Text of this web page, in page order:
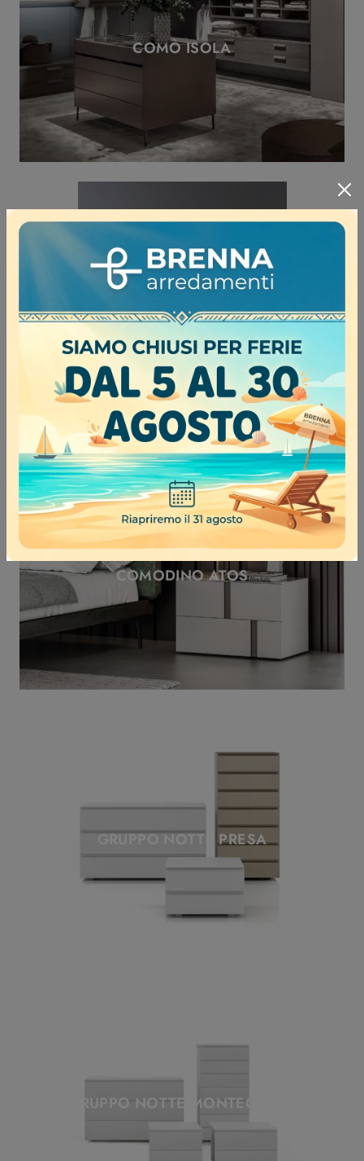
COMÒ ISOLA
COMODINO GALLIA
COMODINO ATOS
GRUPPO NOTTE PRESA
GRUPPO NOTTE MONTECARLO